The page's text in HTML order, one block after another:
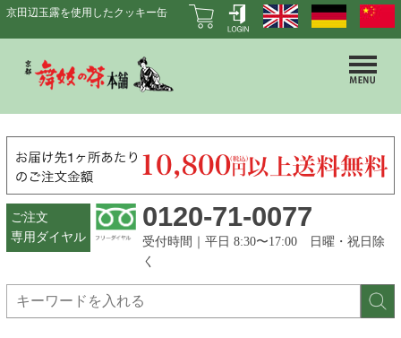
京田辺玉露を使用したクッキー缶
ご注文
専用ダイヤル
0120-71-0077
受付時間｜平日 8:30〜17:00 日曜・祝日除
く